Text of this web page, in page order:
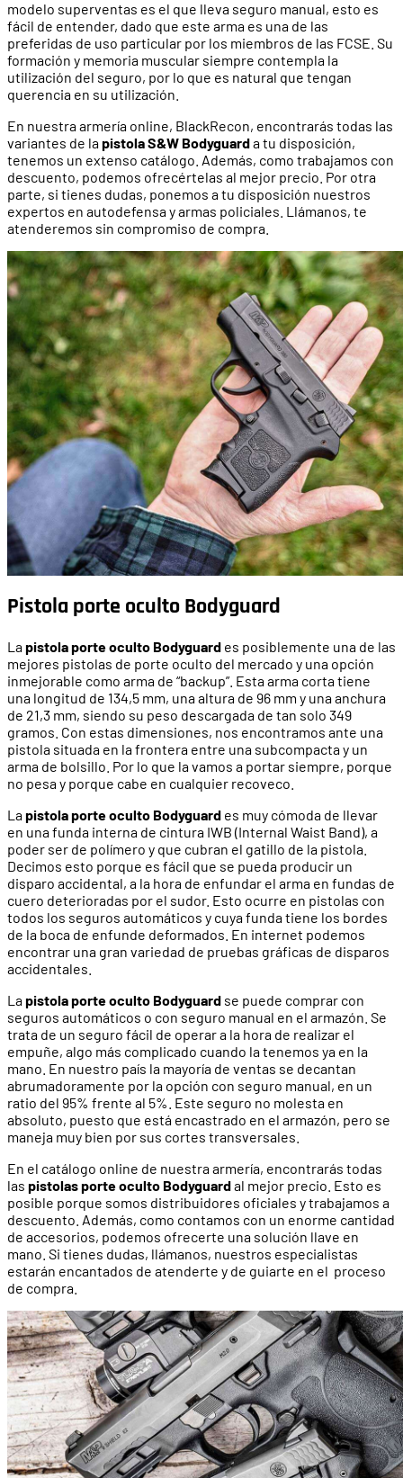
modelo superventas es el que lleva seguro manual, esto es
fácil de entender, dado que este arma es una de las
preferidas de uso particular por los miembros de las FCSE. Su
formación y memoria muscular siempre contempla la
utilización del seguro, por lo que es natural que tengan
querencia en su utilización.
En nuestra armería online, BlackRecon, encontrarás todas las
variantes de lapistola S&W Bodyguarda tu disposición,
tenemos un extenso catálogo. Además, como trabajamos con
descuento, podemos ofrecértelas al mejor precio. Por otra
parte, si tienes dudas, ponemos a tu disposición nuestros
expertos en autodefensa y armas policiales. Llámanos, te
atenderemos sin compromiso de compra.
Pistola porte oculto Bodyguard
Lapistola porte oculto Bodyguard es posiblemente una de las
mejores pistolas de porte oculto del mercado y una opción
inmejorable como arma de “backup”. Esta arma corta tiene
una longitud de 134,5 mm, una altura de 96 mm y una anchura
de 21,3 mm, siendo su peso descargada de tan solo 349
gramos. Con estas dimensiones, nos encontramos ante una
pistola situada en la frontera entre una subcompacta y un
arma de bolsillo. Por lo que la vamos a portar siempre, porque
no pesa y porque cabe en cualquier recoveco.
Lapistola porte oculto Bodyguard es muy cómoda de llevar
en una funda interna de cintura IWB (Internal Waist Band), a
poder ser de polímero y que cubran el gatillo de la pistola.
Decimos esto porque es fácil que se pueda producir un
disparo accidental, a la hora de enfundar el arma en fundas de
cuero deterioradas por el sudor. Esto ocurre en pistolas con
todos los seguros automáticos y cuya funda tiene los bordes
de la boca de enfunde deformados. En internet podemos
encontrar una gran variedad de pruebas gráficas de disparos
accidentales.
Lapistola porte oculto Bodyguard se puede comprar con
seguros automáticos o con seguro manual en el armazón. Se
trata de un seguro fácil de operar a la hora de realizar el
empuñe, algo más complicado cuando la tenemos ya en la
mano. En nuestro país la mayoría de ventas se decantan
abrumadoramente por la opción con seguro manual, en un
ratio del 95% frente al 5%. Este seguro no molesta en
absoluto, puesto que está encastrado en el armazón, pero se
maneja muy bien por sus cortes transversales.
En el catálogo online de nuestra armería, encontrarás todas
las pistolas porte oculto Bodyguardal mejor precio. Esto es
posible porque somos distribuidores oficiales y trabajamos a
descuento. Además, como contamos con un enorme cantidad
de accesorios, podemos ofrecerte una solución llave en
mano. Si tienes dudas, llámanos, nuestros especialistas
estarán encantados de atenderte y de guiarte en el proceso
de compra.